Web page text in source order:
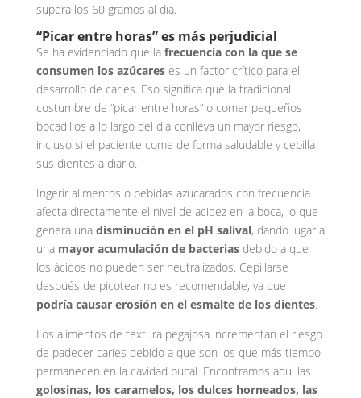
supera los 60 gramos al día.
“Picar entre horas” es más perjudicial
Se ha evidenciado que la frecuencia con la que se
consumen los azúcareses un factor crítico para el
desarrollo de caries. Eso significa que la tradicional
costumbre de “picar entre horas” o comer pequeños
bocadillos a lo largo del día conlleva un mayor riesgo,
incluso si el paciente come de forma saludable y cepilla
sus dientes a diario.
Ingerir alimentos o bebidas azucarados con frecuencia
afecta directamente el nivel de acidez en la boca, lo que
genera una disminución en el pH salival, dando lugar a
una mayor acumulación de bacterias debido a que
los ácidos no pueden ser neutralizados. Cepillarse
después de picotear no es recomendable, ya que
podría causar erosión en el esmalte de los dientes.
Los alimentos de textura pegajosa incrementan el riesgo
de padecer caries debido a que son los que más tiempo
permanecen en la cavidad bucal. Encontramos aquí las
golosinas, los caramelos, los dulces horneados, las